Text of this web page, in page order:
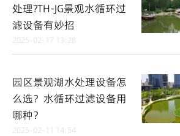
处理?TH-JG景观水循环过
滤设备有妙招
2025-02-17 13:28
园区景观湖水处理设备怎
么选？水循环过滤设备用
哪种？
2025-02-11 14:54